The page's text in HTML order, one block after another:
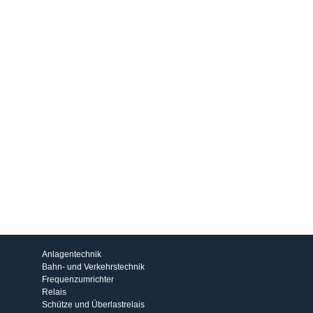
Anlagentechnik
Bahn- und Verkehrstechnik
Frequenzumrichter
Relais
Schütze und Überlastrelais